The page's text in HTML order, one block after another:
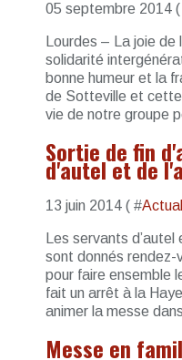
05 septembre 2014
Lourdes – La joie
solidarité
bonne humeur et la
de Sotteville et
vie de notre groupe
Sortie de fin
d'autel et de
13 juin 2014 ( #
Les servants
sont donnés rendez-
pour faire ensemble
fait un arrêt à la
animer la messe
Messe en